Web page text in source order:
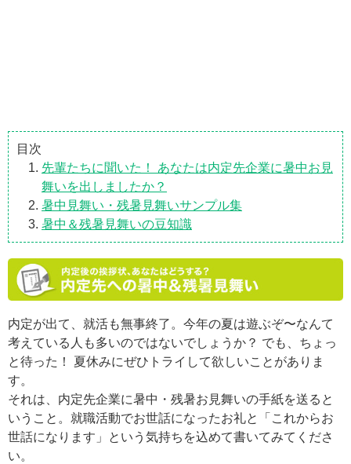
目次
先輩たちに聞いた！ あなたは内定先企業に暑中お見
舞いを出しましたか？
暑中見舞い・残暑見舞いサンプル集
暑中＆残暑見舞いの豆知識
内定が出て、就活も無事終了。今年の夏は遊ぶぞ〜なんて
考えている人も多いのではないでしょうか？ でも、ちょっ
と待った！ 夏休みにぜひトライして欲しいことがありま
す。
それは、内定先企業に暑中・残暑お見舞いの手紙を送ると
いうこと。就職活動でお世話になったお礼と「これからお
世話になります」という気持ちを込めて書いてみてくださ
い。